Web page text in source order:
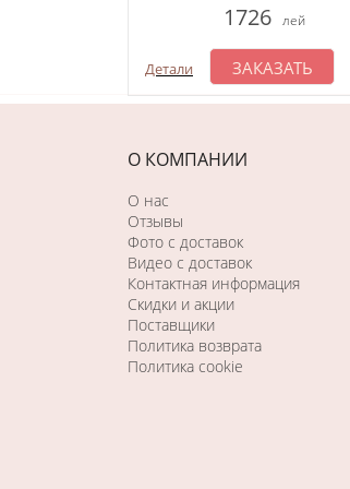
1726 лей
Детали ЗАКАЗАТЬ
О КОМПАНИИ
О нас
Отзывы
Фото c доставок
Видео с доставок
Контактная информация
Скидки и акции
Поставщики
Политика возврата
Политика cookie